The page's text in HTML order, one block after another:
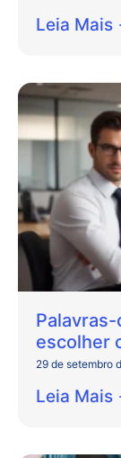
Leia Mais
escolher
29 de setembro
Leia Mais